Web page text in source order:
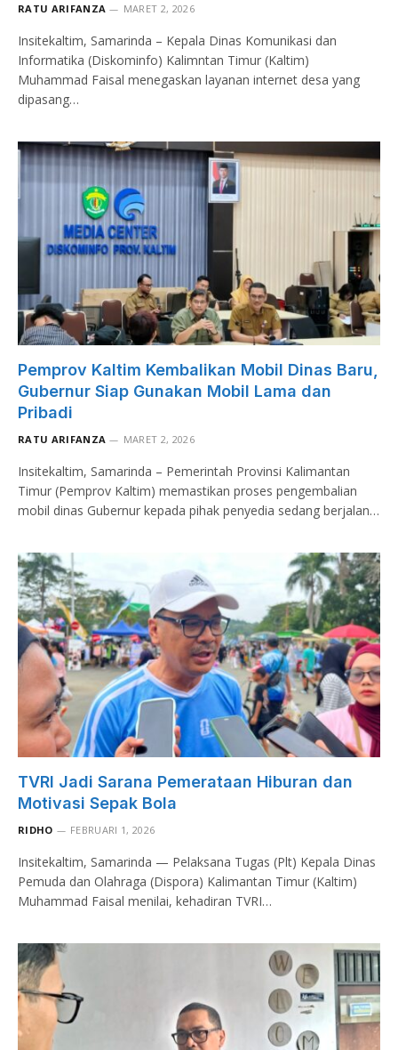
RATU ARIFANZA MARET 2, 2026
Insitekaltim, Samarinda – Kepala Dinas Komunikasi dan
Informatika (Diskominfo) Kalimntan Timur (Kaltim)
Muhammad Faisal menegaskan layanan internet desa yang
dipasang…
Pemprov Kaltim Kembalikan Mobil Dinas Baru,
Gubernur Siap Gunakan Mobil Lama dan
Pribadi
RATU ARIFANZA MARET 2, 2026
Insitekaltim, Samarinda – Pemerintah Provinsi Kalimantan
Timur (Pemprov Kaltim) memastikan proses pengembalian
mobil dinas Gubernur kepada pihak penyedia sedang berjalan…
TVRI Jadi Sarana Pemerataan Hiburan dan
Motivasi Sepak Bola
RIDHO FEBRUARI 1, 2026
Insitekaltim, Samarinda — Pelaksana Tugas (Plt) Kepala Dinas
Pemuda dan Olahraga (Dispora) Kalimantan Timur (Kaltim)
Muhammad Faisal menilai, kehadiran TVRI…